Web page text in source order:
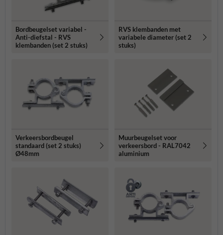
Bordbeugelset variabel -
Anti-diefstal - RVS
klembanden (set 2 stuks)
RVS klembanden met
variabele diameter (set 2
stuks)
Verkeersbordbeugel
standaard (set 2 stuks)
Ø48mm
Muurbeugelset voor
verkeersbord - RAL7042
aluminium